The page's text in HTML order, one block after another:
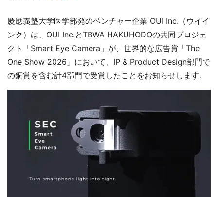
慶應義塾大学医学部発のベンチャー企業 OUI Inc.（ウイイ
ンク）は、OUI Inc.とTBWA HAKUHODOの共同プロジェ
クト「Smart Eye Camera」が、世界的な広告賞「The
One Show 2026」において、IP & Product Design部門で
の銅賞を含む計4部門で受賞したことをお知らせします。